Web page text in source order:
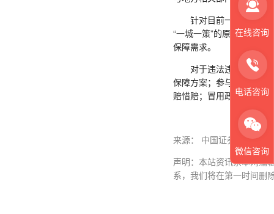
针对目前一个城市出现
“一城一策”的原则，保障
保障需求。
对于违法违规行为，《
保障方案；参与恶意压价
赔惜赔；冒用政府名义进
来源： 中国证券报-中证
声明：本站资讯系本网编
系，我们将在第一时间删
在线咨询
电话咨询
微信咨询